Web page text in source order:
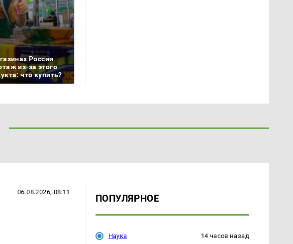
России
из-за этого
что купить?
06.08.2026, 08:11
ПОПУЛЯРНОЕ
Наука 14 часов назад